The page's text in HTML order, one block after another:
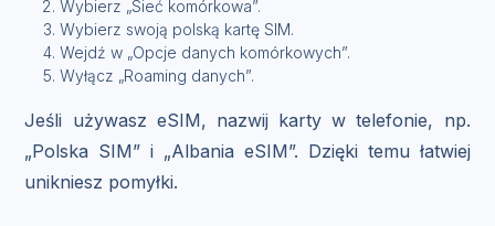
Wybierz „Sieć komórkowa”.
Wybierz swoją polską kartę SIM.
Wejdź w „Opcje danych komórkowych”.
Wyłącz „Roaming danych”.
Jeśli używasz eSIM, nazwij karty w telefonie, np.
„Polska SIM” i „Albania eSIM”. Dzięki temu łatwiej
unikniesz pomyłki.